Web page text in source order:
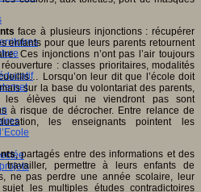
face à plusieurs injonctions : récupérer
enfants pour que leurs parents retournent
Ces injonctions n’ont pas l’air toujours
: classes prioritaires, modalités
Lorsqu’on leur dit que l’école doit
sur la base du volontariat des parents,
les élèves qui ne viendront pas sont
à risque de décrocher. Entre relance de
les enseignants pointent les
, partagés entre des informations et des
travailler, permettre à leurs enfants de
ne pas perdre une année scolaire, leur
les multiples études contradictoires